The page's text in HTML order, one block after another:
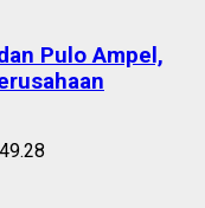
Pulo Ampel,